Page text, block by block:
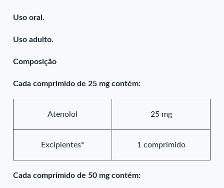
Uso oral.
Uso adulto.
Composição
Cada comprimido de 25 mg contém:
Atenolol 25 mg
Excipientes* 1 comprimido
Cada comprimido de 50 mg contém: